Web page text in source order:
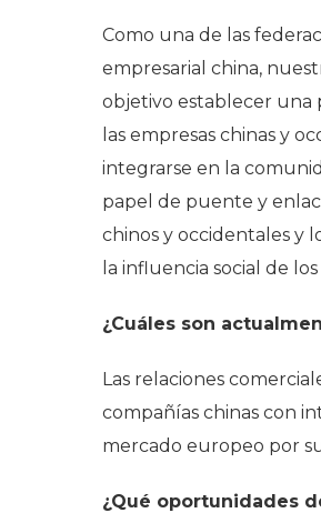
Como una de las
empresarial china,
objetivo establecer una
las empresas chinas y
integrarse en la
papel de puente y
chinos y occidentales y
la influencia social de
¿Cuáles son
Las relaciones
compañías chinas con
mercado europeo por
¿Qué oportunidades